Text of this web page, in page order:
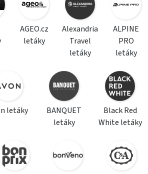
AGEO.cz
letáky
Alexandria
Travel
letáky
ALPINE
PRO
letáky
letáky
BANQUET
letáky
Black Red
White letáky